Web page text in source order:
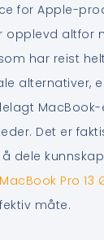
for Apple-
opplevd altfor
har reist
alternativer,
MacBook-
Det er
dele
Pro 13
måte.